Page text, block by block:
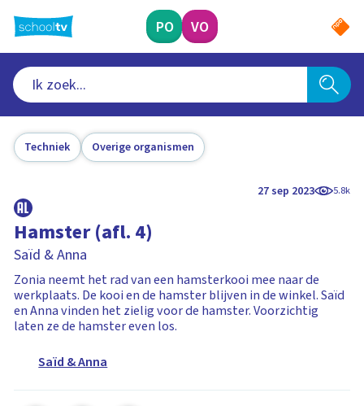
naar
hoofdinhoud
PO VO
Techniek Overige organismen
27 sep 2023 5.8k
Hamster (afl. 4)
Saïd & Anna
Zonia neemt het rad van een hamsterkooi mee naar de
werkplaats. De kooi en de hamster blijven in de winkel. Saïd
en Anna vinden het zielig voor de hamster. Voorzichtig
laten ze de hamster even los.
Saïd & Anna